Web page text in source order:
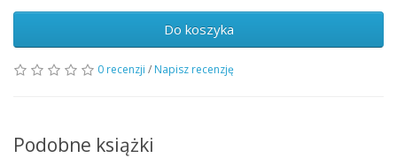
Do koszyka
0 recenzji / Napisz recenzję
Podobne książki